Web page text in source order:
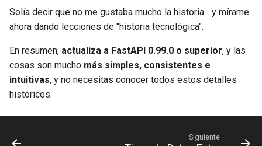
Solía decir que no me gustaba mucho la historia... y mírame
ahora dando lecciones de "historia tecnológica". 😅
En resumen, actualiza a FastAPI 0.99.0 o superior, y las
cosas son mucho más simples, consistentes e
intuitivas, y no necesitas conocer todos estos detalles
históricos. 😎
Siguiente